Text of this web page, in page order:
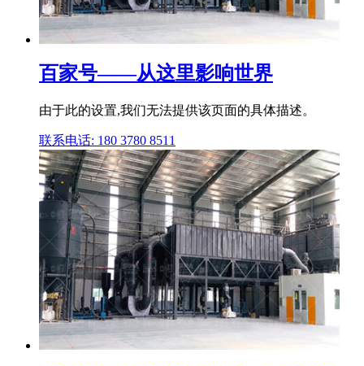
百家号——从这里影响世界
由于此的设置,我们无法提供该页面的具体描述。
联系电话: 180 3780 8511